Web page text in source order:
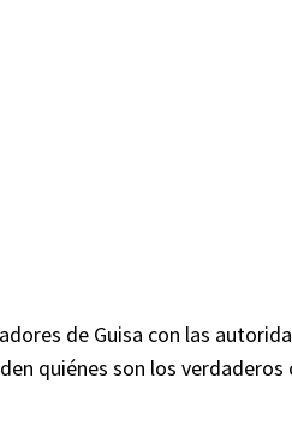
de Guisa con las
quiénes son los